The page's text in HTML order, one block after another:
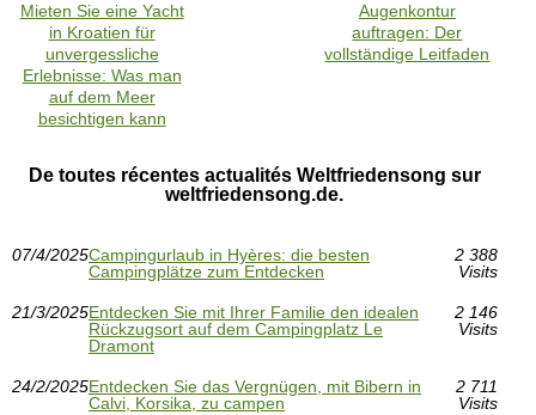
Mieten Sie eine Yacht
in Kroatien für
unvergessliche
Erlebnisse: Was man
auf dem Meer
besichtigen kann
Augenkontur
auftragen: Der
vollständige Leitfaden
De toutes récentes actualités Weltfriedensong sur
weltfriedensong.de.
07/4/2025Campingurlaub in Hyères: die besten
Campingplätze zum Entdecken
2 388
Visits
21/3/2025Entdecken Sie mit Ihrer Familie den idealen
Rückzugsort auf dem Campingplatz Le
Dramont
2 146
Visits
24/2/2025Entdecken Sie das Vergnügen, mit Bibern in
Calvi, Korsika, zu campen
2 711
Visits